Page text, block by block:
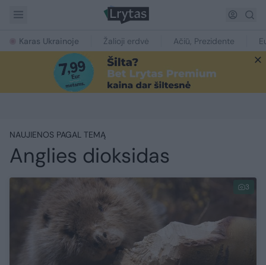
Karas Ukrainoje Žalioji erdvė Ačiū, Prezidente
NAUJIENOS PAGAL TEMĄ
Anglies dioksidas
3